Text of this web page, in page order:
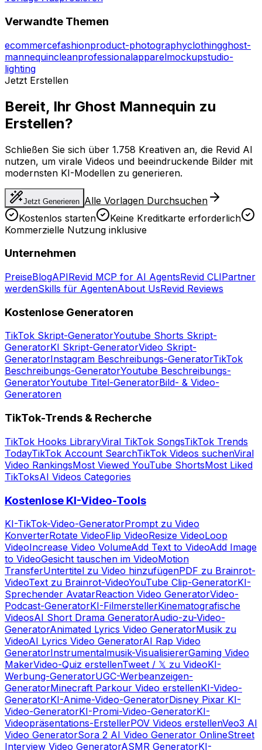
Verwandte Themen
ecommercefashionproduct-photographyclothingghost-
mannequincleanprofessionalapparelmockupstudio-
lighting
Jetzt Erstellen
Bereit, Ihr Ghost Mannequin zu
Erstellen?
Schließen Sie sich über 1.758 Kreativen an, die Revid AI
nutzen, um virale Videos und beeindruckende Bilder mit
modernsten KI-Modellen zu generieren.
Jetzt Generieren Alle Vorlagen Durchsuchen
Kostenlos starten
Keine Kreditkarte erforderlich
Kommerzielle Nutzung inklusive
Unternehmen
PreiseBlogAPIRevid MCP for AI AgentsRevid CLIPartner
werdenSkills für AgentenAbout UsRevid Reviews
Kostenlose Generatoren
TikTok Skript-GeneratorYoutube Shorts Skript-
GeneratorKI Skript-GeneratorVideo Skript-
GeneratorInstagram Beschreibungs-GeneratorTikTok
Beschreibungs-GeneratorYoutube Beschreibungs-
GeneratorYoutube Titel-GeneratorBild- & Video-
Generatoren
TikTok-Trends & Recherche
TikTok Hooks LibraryViral TikTok SongsTikTok Trends
TodayTikTok Account SearchTikTok Videos suchenViral
Video RankingsMost Viewed YouTube ShortsMost Liked
TikToksAI Videos Categories
Kostenlose KI-Video-Tools
KI-TikTok-Video-GeneratorPrompt zu Video
KonverterRotate VideoFlip VideoResize VideoLoop
VideoIncrease Video VolumeAdd Text to VideoAdd Image
to VideoGesicht tauschen im VideoMotion
TransferUntertitel zu Video hinzufügenPDF zu Brainrot-
VideoText zu Brainrot-VideoYouTube Clip-GeneratorKI-
Sprechender AvatarReaction Video GeneratorVideo-
Podcast-GeneratorKI-FilmerstellerKinematografische
VideosAI Short Drama GeneratorAudio-zu-Video-
GeneratorAnimated Lyrics Video GeneratorMusik zu
VideoAI Lyrics Video GeneratorAI Rap Video
GeneratorInstrumentalmusik-VisualisiererGaming Video
MakerVideo-Quiz erstellenTweet / 𝕏 zu VideoKI-
Werbung-GeneratorUGC-Werbeanzeigen-
GeneratorMinecraft Parkour Video erstellenKI-Video-
GeneratorKI-Anime-Video-GeneratorDisney Pixar KI-
Video-GeneratorKI-Promi-Video-GeneratorKI-
Videopräsentations-ErstellerPOV Videos erstellenVeo3 AI
Video GeneratorSora 2 AI Video Generator OnlineStreet
Interview Video GeneratorASMR GeneratorKI-